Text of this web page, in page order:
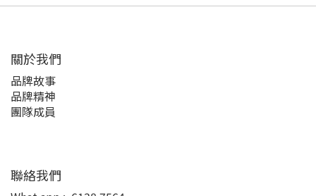
關於我們
品牌故事
品牌精神
團隊成員
聯絡我們